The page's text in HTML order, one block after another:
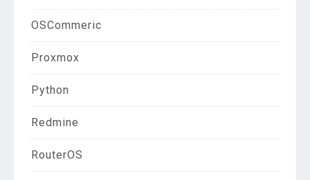
OSCommeric
Proxmox
Python
Redmine
RouterOS